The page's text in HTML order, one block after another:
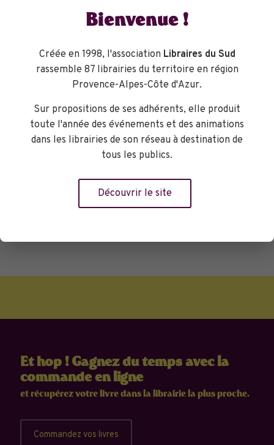
sociétés individualistes. J'ai aimé les
contrastes qui se dessinent entre la
autochtones et la ville moderne et
foisonnante de Montréal. Entre le calme
de la toundra et l'agitation perpétuelle
de la ville. Entre la rage et l'amour.
Un livre qui a de la « voix » !
Librairie Le Bleuet
Et hop ! Gagnez du temps avec la
commande en ligne
et récupérez votre livre dans la librairie la plus proche.
Commandez vos livres
Bienvenue !
Créée en 1998, l'association Libraires du Sud
rassemble 87 librairies du territoire en région
Provence-Alpes-Côte d'Azur.
Sur propositions de ses adhérents, elle produit
toute l'année des événements et des animations
dans les librairies de son réseau à destination de
tous les publics.
Découvrir le site